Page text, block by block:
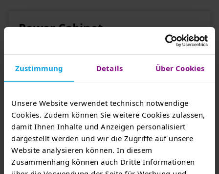
Zustimmung Details Über Cookies
Unsere Website verwendet technisch notwendige
Cookies. Zudem können Sie weitere Cookies zulassen,
damit Ihnen Inhalte und Anzeigen personalisiert
dargestellt werden und wir die Zugriffe auf unsere
Website analysieren können. In diesem
Zusammenhang können auch Dritte Informationen
Power Cabinet